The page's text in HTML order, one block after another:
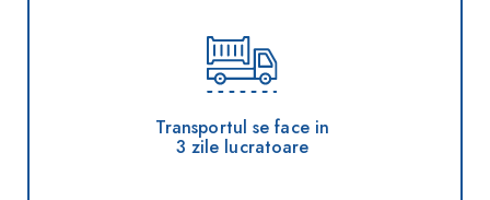
Transportul se face in
3 zile lucratoare